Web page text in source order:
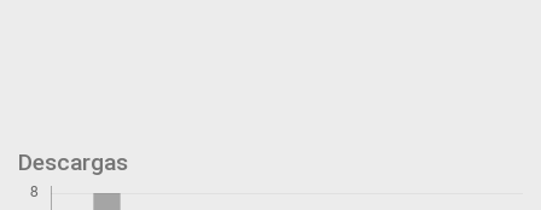
Descargas